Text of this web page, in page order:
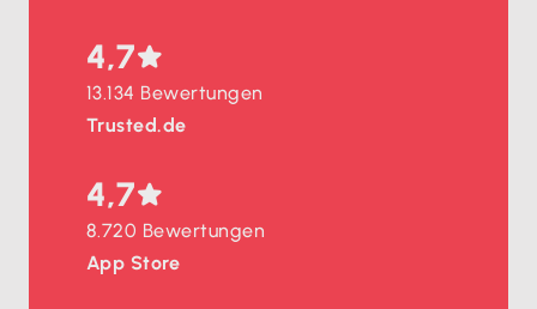
4,7
Trusted.de
13.134 Bewertungen
4,7
App Store
8.720 Bewertungen